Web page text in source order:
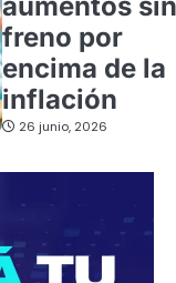
freno por
encima de la
inflación
26 junio, 2026